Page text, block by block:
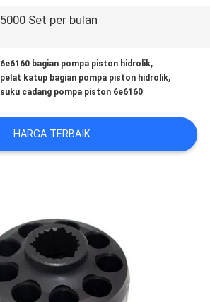
5000 Set per bulan
6e6160 bagian pompa piston hidrolik,
pelat katup bagian pompa piston hidrolik,
suku cadang pompa piston 6e6160
HARGA TERBAIK